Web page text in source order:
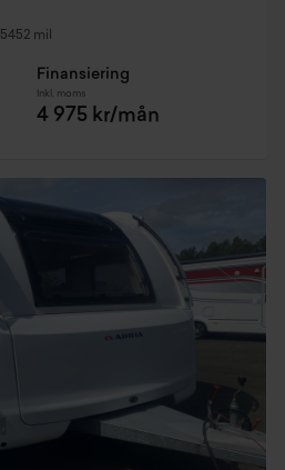
5452 mil
Finansiering
Inkl. moms
4 975 kr/mån